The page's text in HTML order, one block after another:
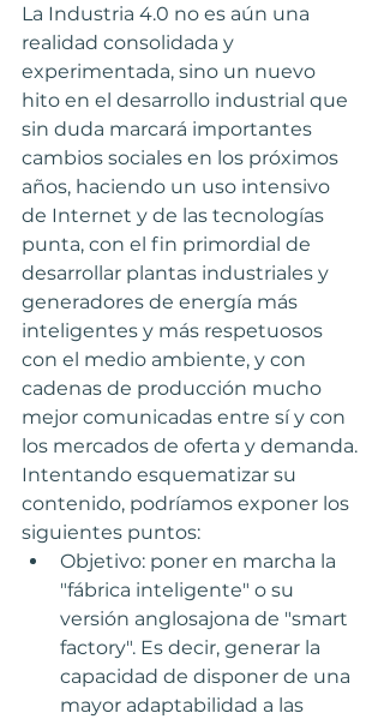
La Industria 4.0 no es aún una
realidad consolidada y
experimentada, sino un nuevo
hito en el desarrollo industrial que
sin duda marcará importantes
cambios sociales en los próximos
años, haciendo un uso intensivo
de Internet y de las tecnologías
punta, con el fin primordial de
desarrollar plantas industriales y
generadores de energía más
inteligentes y más respetuosos
con el medio ambiente, y con
cadenas de producción mucho
mejor comunicadas entre sí y con
los mercados de oferta y demanda.
Intentando esquematizar su
contenido, podríamos exponer los
siguientes puntos:
Objetivo: poner en marcha la
"fábrica inteligente" o su
versión anglosajona de "smart
factory". Es decir, generar la
capacidad de disponer de una
mayor adaptabilidad a las